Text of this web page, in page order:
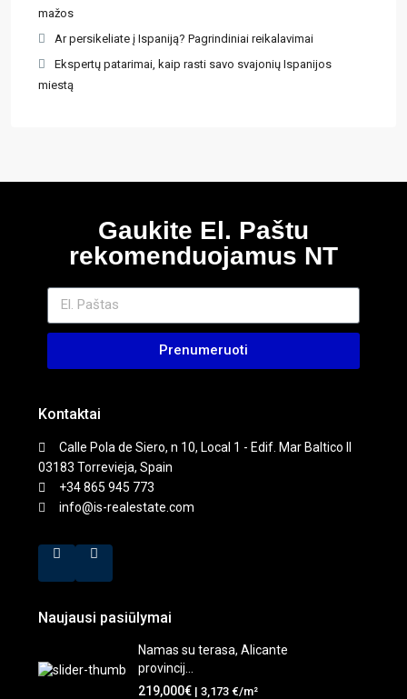
mažos
Ar persikeliate į Ispaniją? Pagrindiniai reikalavimai
Ekspertų patarimai, kaip rasti savo svajonių Ispanijos
miestą
Gaukite El. Paštu
rekomenduojamus NT
Prenumeruoti
Kontaktai
Calle Pola de Siero, n 10, Local 1 - Edif. Mar Baltico II
03183 Torrevieja, Spain
+34 865 945 773
info@is-realestate.com
Naujausi pasiūlymai
Namas su terasa, Alicante
provincij...
219,000€ | 3,173 €/m²